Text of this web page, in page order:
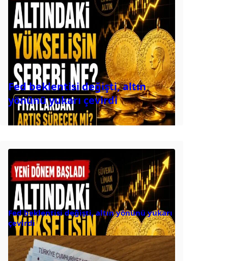
Fed beklentisi değişti, altın
yönünü yukarı çevirdi
Fed beklentisi değişti, altın yönünü yukarı
çevirdi